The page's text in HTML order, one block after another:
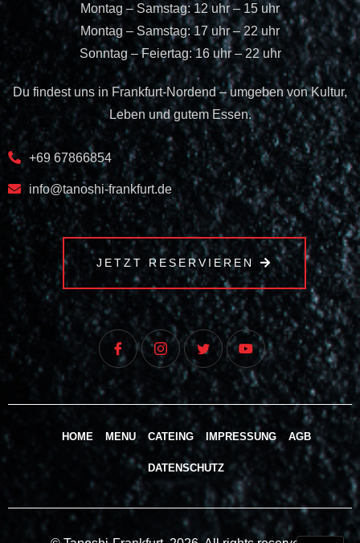
Montag – Samstag: 12 uhr – 15 uhr
Montag – Samstag: 17 uhr – 22 uhr
Sonntag – Feiertag: 16 uhr – 22 uhr
Du findest uns in Frankfurt-Nordend – umgeben von Kultur,
Leben und gutem Essen.
+69 67866854
info@tanoshi-frankfurt.de
JETZT RESERVIEREN
HOME MENU CATEING IMPRESSUNG AGB
DATENSCHUTZ